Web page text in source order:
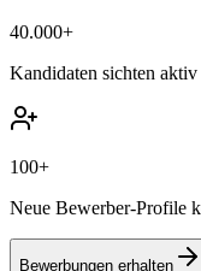
40.000+
Kandidaten sichten
100+
Neue Bewerber-Profile
Bewerbungen erhalten